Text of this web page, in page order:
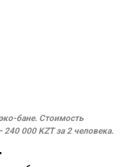
бане. Стоимость
000 KZT за 2 человека.